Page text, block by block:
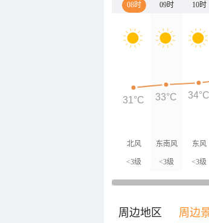
08时 09时 10时
北风
<3级
东南风
<3级
东风
<3级
31°C 33°C 34°C
周边地区 周边